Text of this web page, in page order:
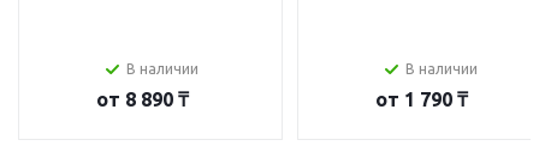
В наличии
от 8 890 ₸
В наличии
от 1 790 ₸